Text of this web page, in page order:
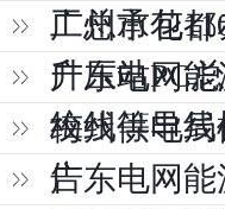
工总承包
广州市花
升压站PC
广东电网能
绞线等导线
梅州供电
告
广东电网能